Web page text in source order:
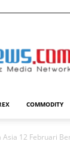
COMMODITY
Asia 12 Februari